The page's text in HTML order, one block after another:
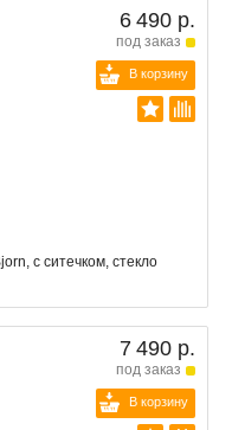
6 490 р.
под заказ
В корзину
с ситечком, стекло
7 490 р.
под заказ
В корзину